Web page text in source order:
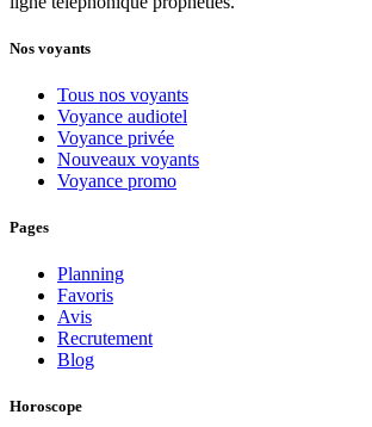
Nos voyants
Tous nos voyants
Voyance audiotel
Voyance privée
Nouveaux voyants
Voyance promo
Pages
Planning
Favoris
Avis
Recrutement
Blog
Horoscope